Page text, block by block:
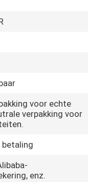
voor echte
verpakking voor
betaling
enz.